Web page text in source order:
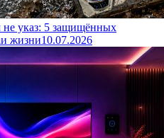
не указ: 5 защищённых
жизни10.07.2026